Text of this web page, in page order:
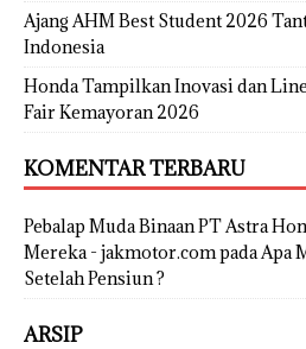
Ajang AHM Best Student 2026
Indonesia
Honda Tampilkan Inovasi dan
Fair Kemayoran 2026
KOMENTAR TERBARU
Pebalap Muda Binaan PT Astra
Mereka - jakmotor.compada Apa
Setelah Pensiun ?
ARSIP